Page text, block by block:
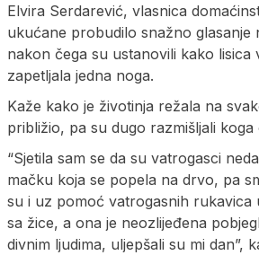
Elvira Serdarević, vlasnica
ukućane probudilo snažno glasanje
nakon čega su ustanovili kako lisica
zapetljala jedna noga.
Kaže kako je životinja režala na
približio, pa su dugo razmišljali koga
“Sjetila sam se da su vatrogasci
mačku koja se popela na drvo, pa
su i uz pomoć vatrogasnih rukavica
sa žice, a ona je neozlijeđena
divnim ljudima, uljepšali su mi dan”,